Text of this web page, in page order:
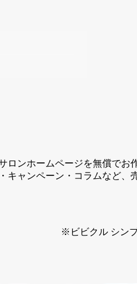
ロンホームページを無償でお
キャンペーン・コラムなど、
※ビビクル シン